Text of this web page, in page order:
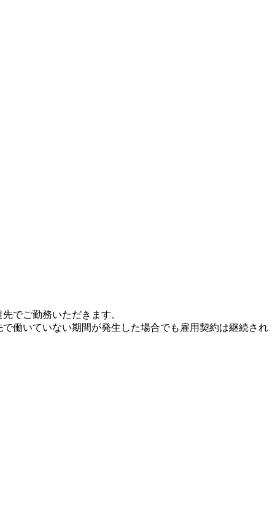
でご勤務いただきます。
働いていない期間が発生した場合でも雇用契約は継続され